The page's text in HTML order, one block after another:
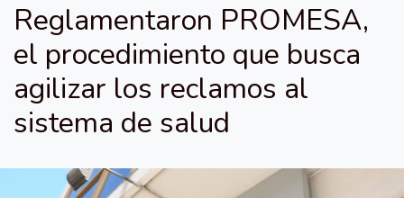
Reglamentaron PROMESA,
el procedimiento que busca
agilizar los reclamos al
sistema de salud